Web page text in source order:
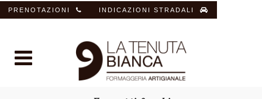
PRENOTAZIONI INDICAZIONI STRADALI